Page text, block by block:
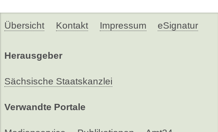
Übersicht Kontakt Impressum eSignatur
Herausgeber
Sächsische Staatskanzlei
Verwandte Portale